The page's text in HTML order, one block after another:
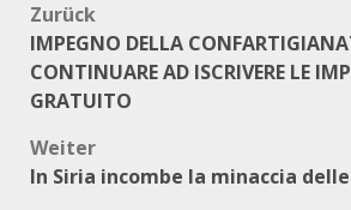
Beitragsnavigation
Zurück
IMPEGNO DELLA
CONTINUARE AD ISCRIVERE LE
GRATUITO
Weiter
In Siria incombe la minaccia